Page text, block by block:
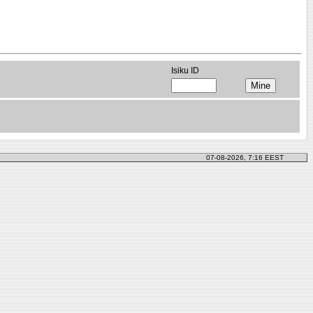
Isiku ID
07-08-2026, 7:16 EEST